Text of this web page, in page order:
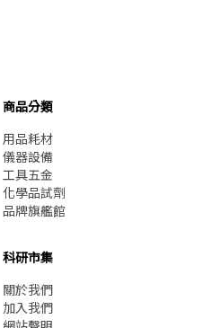
TOTAKU INDUSTRIES 裁切
產品 食品軟管 TAC SD-C